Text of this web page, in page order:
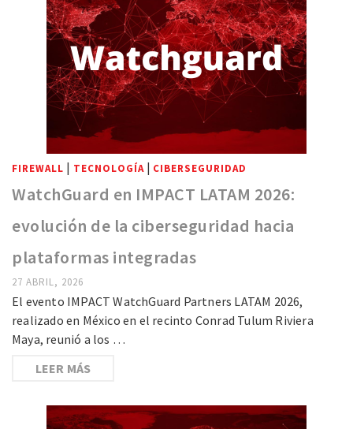
FIREWALL | TECNOLOGÍA | CIBERSEGURIDAD
WatchGuard en IMPACT LATAM 2026:
evolución de la ciberseguridad hacia
plataformas integradas
27 ABRIL, 2026
El evento IMPACT WatchGuard Partners LATAM 2026,
realizado en México en el recinto Conrad Tulum Riviera
Maya, reunió a los …
LEER MÁS